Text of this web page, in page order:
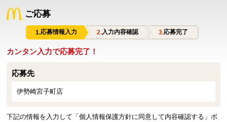
ご応募
応募情報入力 入力内容確認 応募完了
カンタン入力で応募完了！
応募先
伊勢崎宮子町店
下記の情報を入力して「個人情報保護方針に同意して内容確認する」ボ